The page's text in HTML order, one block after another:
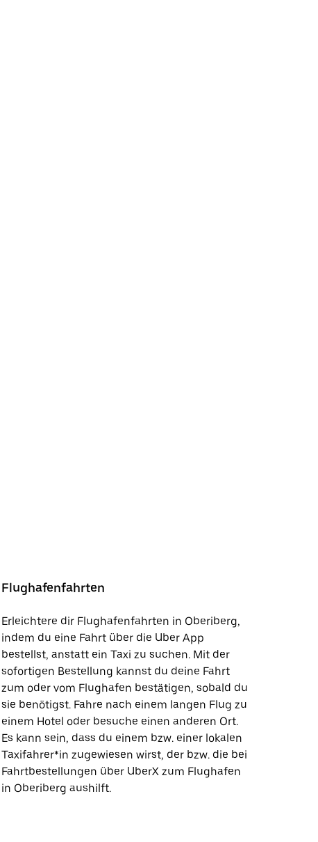
Flughafenfahrten
Erleichtere dir Flughafenfahrten in Oberiberg,
indem du eine Fahrt über die Uber App
bestellst, anstatt ein Taxi zu suchen. Mit der
sofortigen Bestellung kannst du deine Fahrt
zum oder vom Flughafen bestätigen, sobald du
sie benötigst. Fahre nach einem langen Flug zu
einem Hotel oder besuche einen anderen Ort.
Es kann sein, dass du einem bzw. einer lokalen
Taxifahrer*in zugewiesen wirst, der bzw. die bei
Fahrtbestellungen über UberX zum Flughafen
in Oberiberg aushilft.